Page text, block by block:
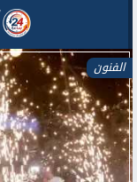
الفنون